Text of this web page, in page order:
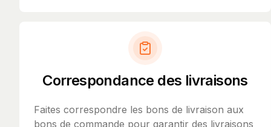
Correspondance des livraisons
Faites correspondre les bons de livraison aux
bons de commande pour garantir des livraisons